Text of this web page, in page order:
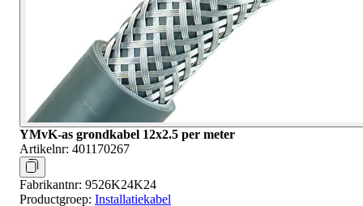
YMvK-as grondkabel 12x2.5 per meter
Artikelnr: 401170267
Fabrikantnr: 9526K24K24
Productgroep: Installatiekabel